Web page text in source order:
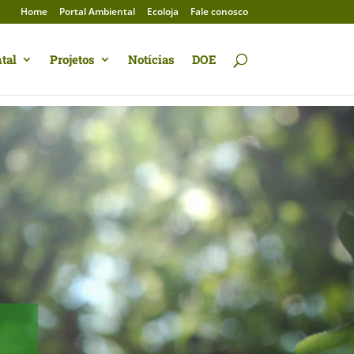
Home Portal Ambiental Ecoloja Fale conosco
Projetos Notícias DOE